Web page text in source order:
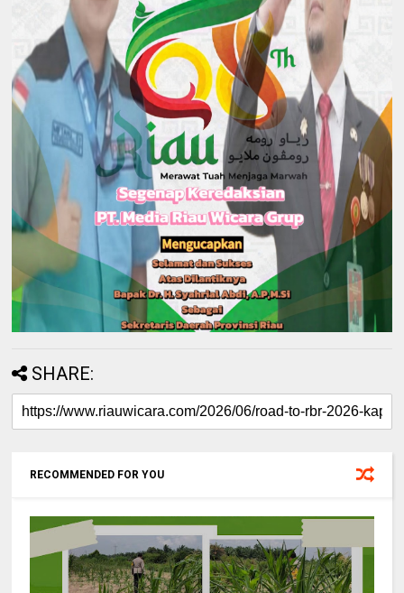
SHARE:
RECOMMENDED FOR YOU